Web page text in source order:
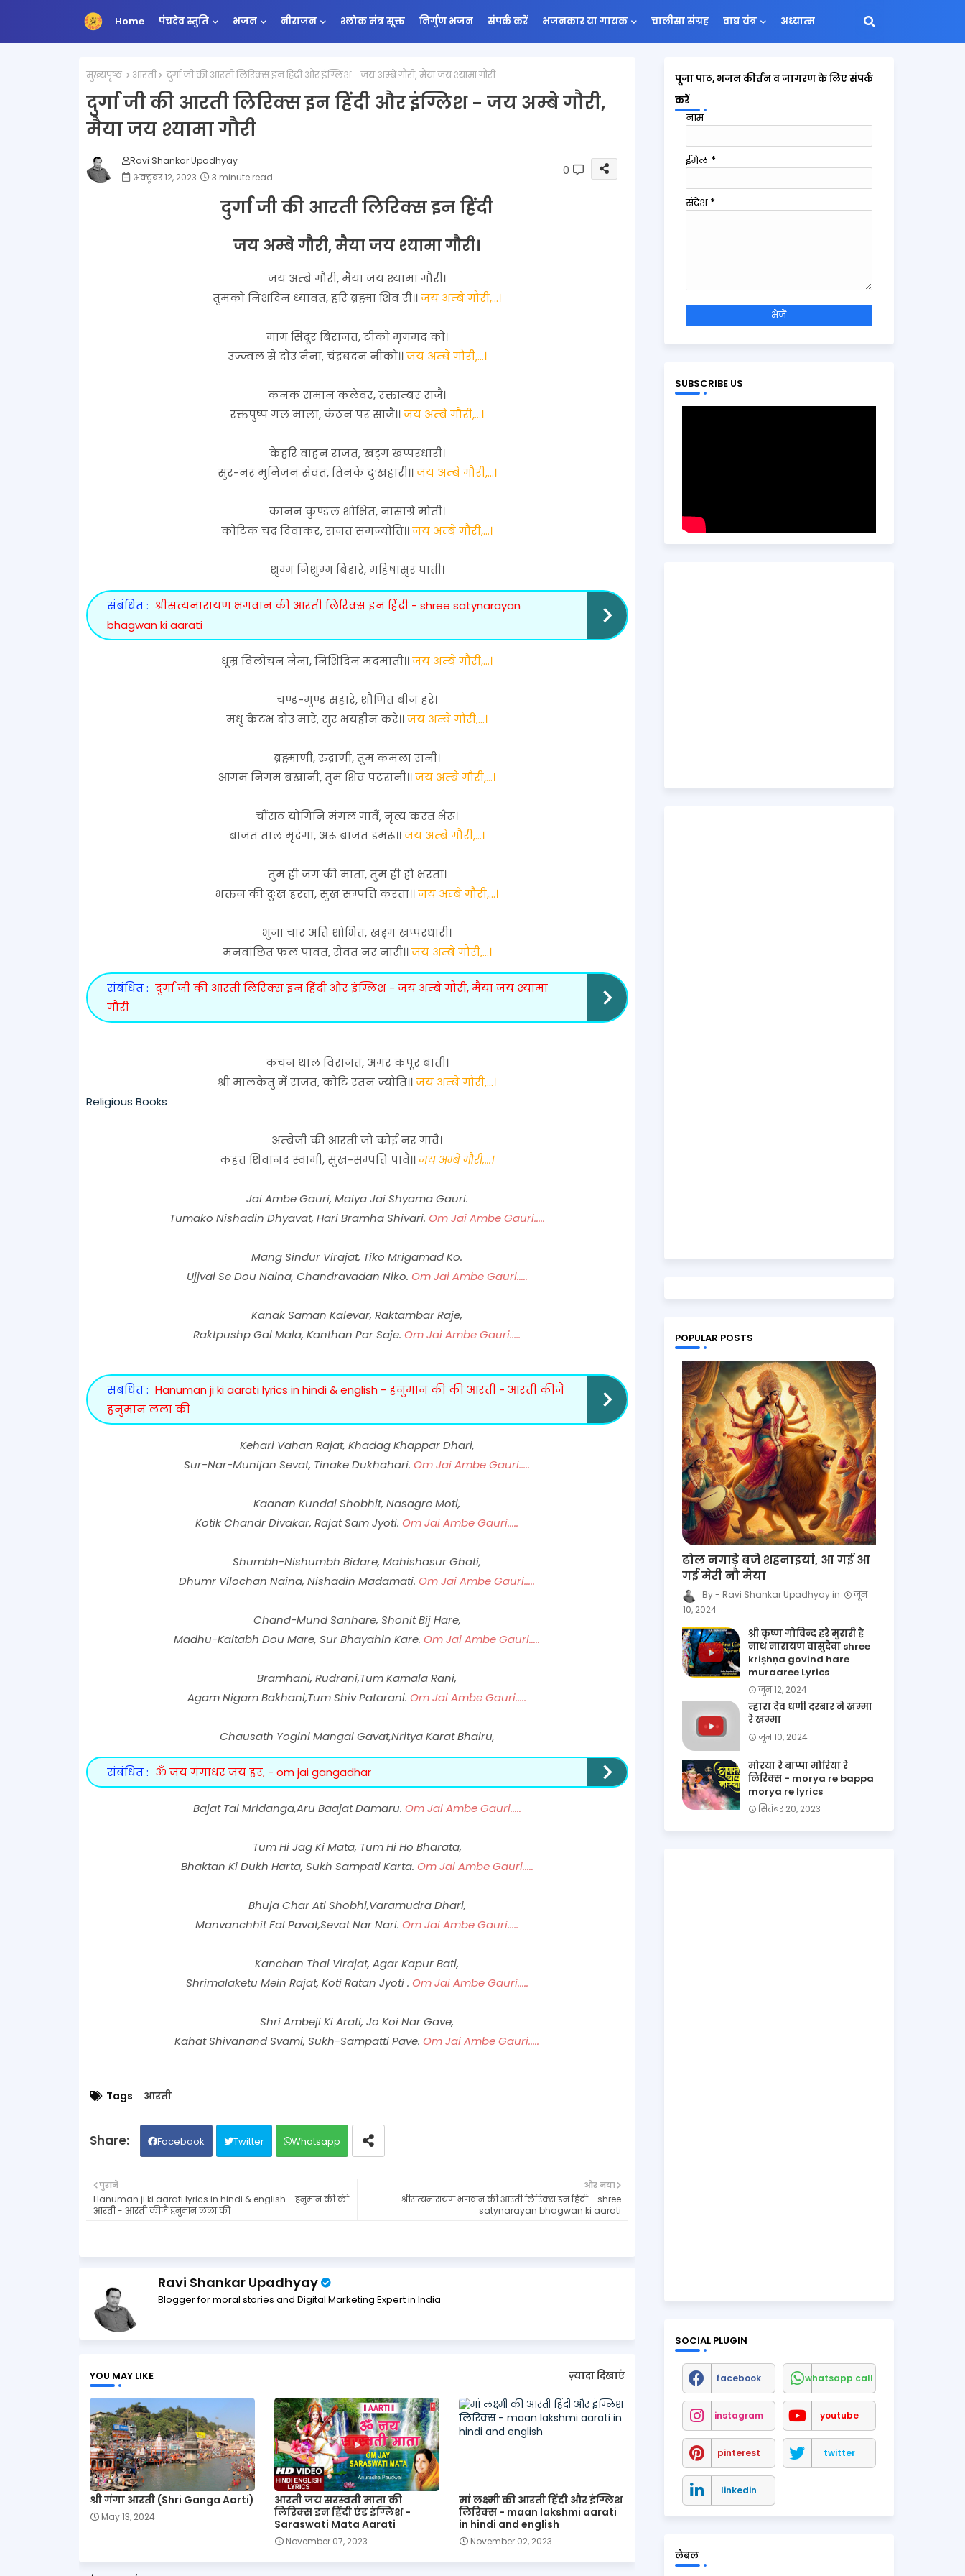
Home पंचदेव स्तुति भजन नीराजन श्लोक मंत्र सूक्त निर्गुण भजन संपर्क करें भजनकार या गायक चालीसा संग्रह वाद्य यंत्र अध्यात्म
मुख्यपृष्ठ आरती दुर्गा जी की आरती लिरिक्स इन हिंदी और इंग्लिश - जय अम्बे गौरी, मैया जय श्यामा गौरी
दुर्गा जी की आरती लिरिक्स इन हिंदी और इंग्लिश - जय अम्बे गौरी,
मैया जय श्यामा गौरी
Ravi Shankar Upadhyay
अक्टूबर 12, 2023
3 minute read 0
दुर्गा जी की आरती लिरिक्स इन हिंदी
जय अम्बे गौरी, मैया जय श्यामा गौरी।
जय अम्बे गौरी, मैया जय श्यामा गौरी।
तुमको निशदिन ध्यावत, हरि ब्रह्मा शिव री।।जय अम्बे गौरी,...।
मांग सिंदूर बिराजत, टीको मृगमद को।
उज्ज्वल से दोउ नैना, चंद्रबदन नीको।।जय अम्बे गौरी,...।
कनक समान कलेवर, रक्ताम्बर राजै।
रक्तपुष्प गल माला, कंठन पर साजै।।जय अम्बे गौरी,...।
केहरि वाहन राजत, खड्ग खप्परधारी।
सुर-नर मुनिजन सेवत, तिनके दुःखहारी।।जय अम्बे गौरी,...।
कानन कुण्डल शोभित, नासाग्रे मोती।
कोटिक चंद्र दिवाकर, राजत समज्योति।।जय अम्बे गौरी,...।
शुम्भ निशुम्भ बिडारे, महिषासुर घाती।
संबंधित : श्रीसत्यनारायण भगवान की आरती लिरिक्स इन हिंदी - shree satynarayan
bhagwan ki aarati
धूम्र विलोचन नैना, निशिदिन मदमाती।।जय अम्बे गौरी,...।
चण्ड-मुण्ड संहारे, शौणित बीज हरे।
मधु कैटभ दोउ मारे, सुर भयहीन करे।।जय अम्बे गौरी,...।
ब्रह्माणी, रुद्राणी, तुम कमला रानी।
आगम निगम बखानी, तुम शिव पटरानी।।जय अम्बे गौरी,...।
चौंसठ योगिनि मंगल गावैं, नृत्य करत भैरू।
बाजत ताल मृदंगा, अरू बाजत डमरू।।जय अम्बे गौरी,...।
तुम ही जग की माता, तुम ही हो भरता।
भक्तन की दुःख हरता, सुख सम्पत्ति करता।।जय अम्बे गौरी,...।
भुजा चार अति शोभित, खड्ग खप्परधारी।
मनवांछित फल पावत, सेवत नर नारी।।जय अम्बे गौरी,...।
संबंधित : दुर्गा जी की आरती लिरिक्स इन हिंदी और इंग्लिश - जय अम्बे गौरी, मैया जय श्यामा
गौरी
कंचन थाल विराजत, अगर कपूर बाती।
श्री मालकेतु में राजत, कोटि रतन ज्योति।।जय अम्बे गौरी,...।
Religious Books
अम्बेजी की आरती जो कोई नर गावै।
कहत शिवानंद स्वामी, सुख-सम्पत्ति पावै।।जय अम्बे गौरी,...।
Jai Ambe Gauri, Maiya Jai Shyama Gauri.
Tumako Nishadin Dhyavat, Hari Bramha Shivari. Om Jai Ambe Gauri.....
Mang Sindur Virajat, Tiko Mrigamad Ko.
Ujjval Se Dou Naina, Chandravadan Niko. Om Jai Ambe Gauri.....
Kanak Saman Kalevar, Raktambar Raje,
Raktpushp Gal Mala, Kanthan Par Saje. Om Jai Ambe Gauri.....
संबंधित : Hanuman ji ki aarati lyrics in hindi & english - हनुमान की की आरती - आरती कीजै
हनुमान लला की
Kehari Vahan Rajat, Khadag Khappar Dhari,
Sur-Nar-Munijan Sevat, Tinake Dukhahari. Om Jai Ambe Gauri.....
Kaanan Kundal Shobhit, Nasagre Moti,
Kotik Chandr Divakar, Rajat Sam Jyoti. Om Jai Ambe Gauri.....
Shumbh-Nishumbh Bidare, Mahishasur Ghati,
Dhumr Vilochan Naina, Nishadin Madamati. Om Jai Ambe Gauri.....
Chand-Mund Sanhare, Shonit Bij Hare,
Madhu-Kaitabh Dou Mare, Sur Bhayahin Kare. Om Jai Ambe Gauri.....
Bramhani, Rudrani,Tum Kamala Rani,
Agam Nigam Bakhani,Tum Shiv Patarani. Om Jai Ambe Gauri.....
Chausath Yogini Mangal Gavat,Nritya Karat Bhairu,
संबंधित : ॐ जय गंगाधर जय हर, - om jai gangadhar
Bajat Tal Mridanga,Aru Baajat Damaru. Om Jai Ambe Gauri.....
Tum Hi Jag Ki Mata, Tum Hi Ho Bharata,
Bhaktan Ki Dukh Harta, Sukh Sampati Karta. Om Jai Ambe Gauri.....
Bhuja Char Ati Shobhi,Varamudra Dhari,
Manvanchhit Fal Pavat,Sevat Nar Nari. Om Jai Ambe Gauri.....
Kanchan Thal Virajat, Agar Kapur Bati,
Shrimalaketu Mein Rajat, Koti Ratan Jyoti . Om Jai Ambe Gauri.....
Shri Ambeji Ki Arati, Jo Koi Nar Gave,
Kahat Shivanand Svami, Sukh-Sampatti Pave. Om Jai Ambe Gauri.....
Tags आरती
Facebook Twitter Whatsapp
और नया
श्रीसत्यनारायण भगवान की आरती लिरिक्स इन हिंदी - shree
satynarayan bhagwan ki aarati
पुराने
Hanuman ji ki aarati lyrics in hindi & english - हनुमान की की
आरती - आरती कीजै हनुमान लला की
Ravi Shankar Upadhyay
Blogger for moral stories and Digital Marketing Expert in India
YOU MAY LIKE ज़्यादा दिखाएं
श्री गंगा आरती (Shri Ganga Aarti)
May 13, 2024
आरती जय सरस्वती माता की
लिरिक्स इन हिंदी एंड इंग्लिश -
Saraswati Mata Aarati
November 07, 2023
मां लक्ष्मी की आरती हिंदी और इंग्लिश
लिरिक्स - maan lakshmi aarati
in hindi and english
November 02, 2023
पूजा पाठ, भजन कीर्तन व जागरण के लिए संपर्क
करें
नाम
ईमेल *
संदेश *
SUBSCRIBE US
POPULAR POSTS
ढोल नगाड़े बजे शहनाइयां, आ गई आ
गई मेरी नौ मैया
Ravi Shankar Upadhyay
जून
10, 2024
श्री कृष्ण गोविन्द हरे मुरारी हे
नाथ नारायण वासुदेवा shree
kriṣhṇa govind hare
muraaree Lyrics
जून 12, 2024
म्हारा देव धणी दरबार ने खम्मा
रे खम्मा
जून 10, 2024
मोरया रे बाप्पा मोरिया रे
लिरिक्स - morya re bappa
morya re lyrics
सितंबर 20, 2023
SOCIAL PLUGIN
facebook whatsapp call
instagram youtube
pinterest twitter
linkedin
लेबल